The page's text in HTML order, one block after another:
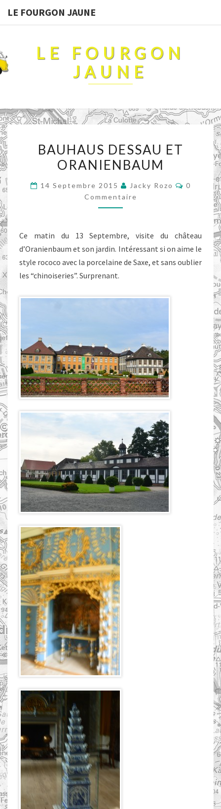
LE FOURGON JAUNE
LE FOURGON
JAUNE
DESSAU
ET
BAUHAUS DESSAU ET
ORANIENBAUM
14 Septembre 2015 Jacky Rozo
0
Commentaire
Ce matin du 13 Septembre, visite du château
d’Oranienbaum et son jardin. Intéressant si on aime le
style rococo avec la porcelaine de Saxe, et sans oublier
les “chinoiseries”. Surprenant.